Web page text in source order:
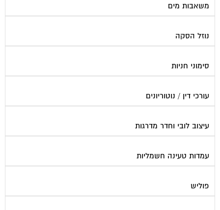
משאבות מים
נוזל הסקה
סימוני חניות
עורכי דין / נוטוריונים
עיצוב לובי וחדר מדרגות
עמדות טעינה חשמליות
פוליש